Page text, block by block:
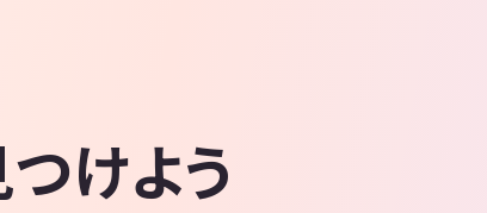
けよう